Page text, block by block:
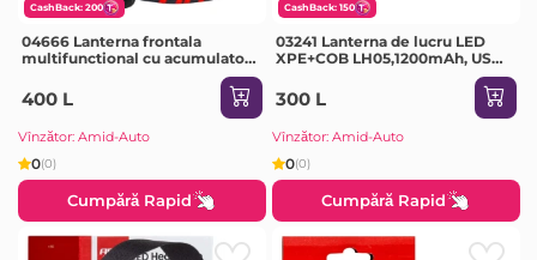
CashBack: 200
04666 Lanterna frontala
multifunctional cu acumulator
400 L
Vînzător: Amid-Auto
0(0)
Cumpără Rapid
CashBack: 150
03241 Lanterna de lucru LED
XPE+COB LH05,1200mAh, USD
300 L
Vînzător: Amid-Auto
0(0)
Cumpără Rapid